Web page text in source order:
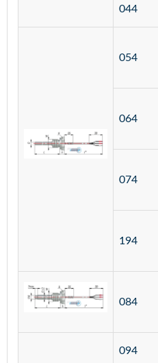
044
054
064
074
194
084
094